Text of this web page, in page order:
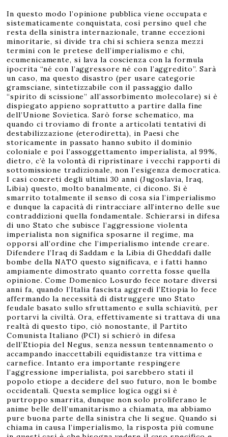
In questo modo l’opinione pubblica viene occupata e
sistematicamente conquistata, così persino quel che
resta della sinistra internazionale, tranne eccezioni
minoritarie, si divide tra chi si schiera senza mezzi
termini con le pretese dell’imperialismo e chi,
ecumenicamente, si lava la coscienza con la formula
ipocrita “né con l’aggressore né con l’aggredito”. Sarà
un caso, ma questo disastro (per usare categorie
gramsciane, sintetizzabile con il passaggio dallo
“spirito di scissione” all’assorbimento molecolare) si è
dispiegato appieno soprattutto a partire dalla fine
dell’Unione Sovietica. Sarò forse schematico, ma
quando ci troviamo di fronte a articolati tentativi di
destabilizzazione (eterodiretta), in Paesi che
storicamente in passato hanno subito il dominio
coloniale e poi l’assoggettamento imperialista, al 99%,
dietro, c’è la volontà di ripristinare i vecchi rapporti di
sottomissione tradizionale, non l’esigenza democratica.
I casi concreti degli ultimi 30 anni (Jugoslavia, Iraq,
Libia) questo, molto banalmente, ci dicono. Si è
smarrito totalmente il senso di cosa sia l’imperialismo
e dunque la capacità di rintracciare all’interno delle sue
contraddizioni quella fondamentale. Schierarsi in difesa
di uno Stato che subisce l’aggressione violenta
imperialista non significa sposarne il regime, ma
opporsi all’ordine che l’imperialismo intende creare.
Difendere l’Iraq di Saddam e la Libia di Gheddafi dalle
bombe della NATO questo significava, e i fatti hanno
ampiamente dimostrato quanto corretta fosse quella
opinione. Come Domenico Losurdo fece notare diversi
anni fa, quando l’Italia fascista aggredì l’Etiopia lo fece
affermando la necessità di distruggere uno Stato
feudale basato sullo sfruttamento e sulla schiavitù, per
portarvi la civiltà. Ora, effettivamente si trattava di una
realtà di questo tipo, ciò nonostante, il Partito
Comunista Italiano (PCI) si schierò in difesa
dell’Etiopia del Negus, senza nessun tentennamento o
accampando inaccettabili equidistanze tra vittima e
carnefice. Intanto era importante respingere
l’aggressione imperialista, poi sarebbero stati il
popolo etiope a decidere del suo futuro, non le bombe
occidentali. Questa semplice logica oggi si è
purtroppo smarrita, dunque non solo proliferano le
anime belle dell’umanitarismo a chiamata, ma abbiamo
pure buona parte della sinistra che li segue. Quando si
chiama in causa l’imperialismo, la risposta più comune